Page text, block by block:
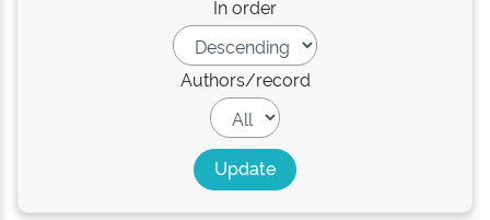
In order
Authors/record